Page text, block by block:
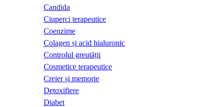
Candida
Ciuperci terapeutice
Coenzime
Colagen și acid hialuronic
Controlul greutății
Cosmetice terapeutice
Creier și memorie
Detoxifiere
Diabet